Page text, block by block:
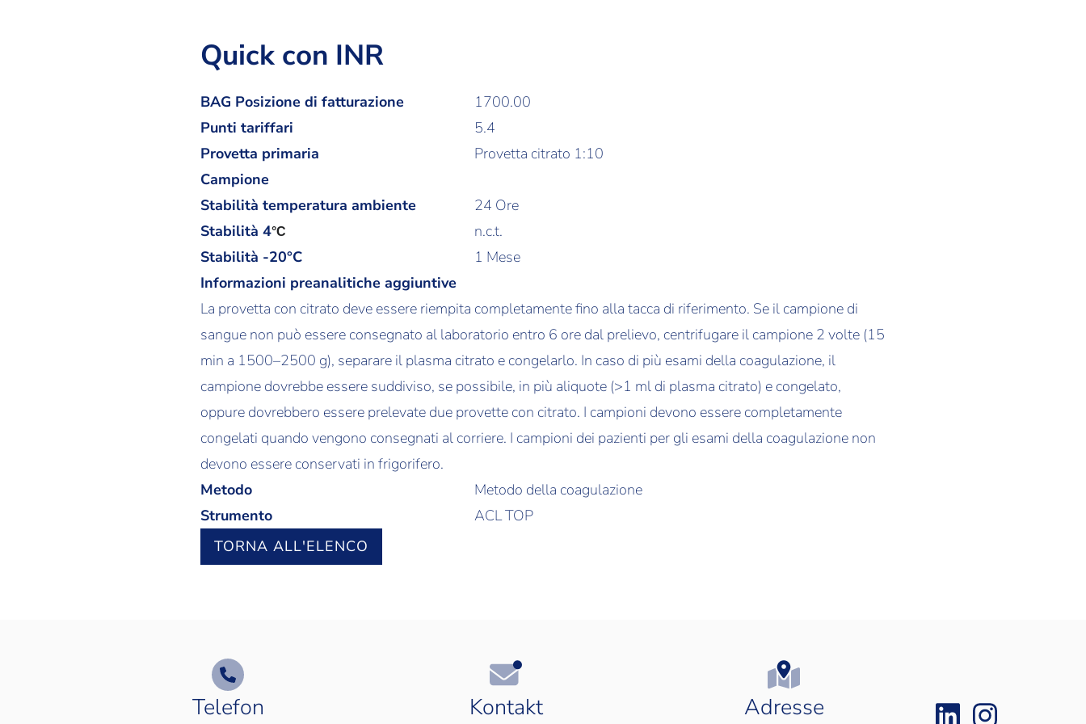
Quick con INR
BAG Posizione di fatturazione
1700.00
Punti tariffari
5.4
Provetta primaria
Provetta citrato 1:10
Campione
Stabilità temperatura ambiente
24 Ore
Stabilità 4°C
n.c.t.
Stabilità -20°C
1 Mese
Informazioni preanalitiche aggiuntive
La provetta con citrato deve essere riempita completamente fino alla tacca di riferimento. Se il campione di
sangue non può essere consegnato al laboratorio entro 6 ore dal prelievo, centrifugare il campione 2 volte (15
min a 1500–2500 g), separare il plasma citrato e congelarlo. In caso di più esami della coagulazione, il
campione dovrebbe essere suddiviso, se possibile, in più aliquote (>1 ml di plasma citrato) e congelato,
oppure dovrebbero essere prelevate due provette con citrato. I campioni devono essere completamente
congelati quando vengono consegnati al corriere. I campioni dei pazienti per gli esami della coagulazione non
devono essere conservati in frigorifero.
Metodo
Metodo della coagulazione
Strumento
ACL TOP
TORNA ALL'ELENCO
Telefon Kontakt Adresse